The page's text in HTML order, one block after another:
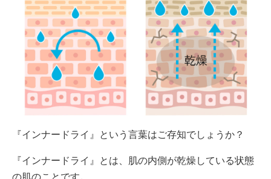
『インナードライ』という言葉はご存知でしょうか？
『インナードライ』とは、肌の内側が乾燥している状態